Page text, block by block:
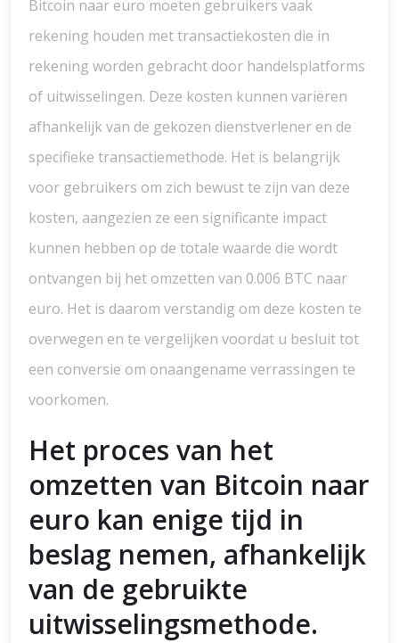
Bitcoin naar euro moeten gebruikers vaak
rekening houden met transactiekosten die in
rekening worden gebracht door handelsplatforms
of uitwisselingen. Deze kosten kunnen variëren
afhankelijk van de gekozen dienstverlener en de
specifieke transactiemethode. Het is belangrijk
voor gebruikers om zich bewust te zijn van deze
kosten, aangezien ze een significante impact
kunnen hebben op de totale waarde die wordt
ontvangen bij het omzetten van 0.006 BTC naar
euro. Het is daarom verstandig om deze kosten te
overwegen en te vergelijken voordat u besluit tot
een conversie om onaangename verrassingen te
voorkomen.
Het proces van het
omzetten van Bitcoin naar
euro kan enige tijd in
beslag nemen, afhankelijk
van de gebruikte
uitwisselingsmethode.